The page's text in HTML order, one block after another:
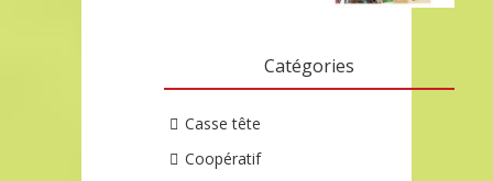
Catégories
Casse tête
Coopératif